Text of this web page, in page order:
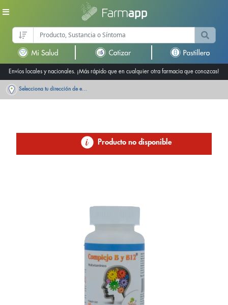
Envíos locales y nacionales. ¡Más rápido que en cualquier otra farmacia que conozcas!
Selecciona tu dirección de entrega
Producto no disponible